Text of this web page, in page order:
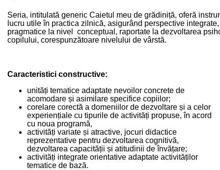
Seria, intitulată generic Caietul meu de grădiniță, oferă
lucru utile în practica zilnică, asigurând perspective
pragmatice la nivel conceptual, raportate la dezvoltarea
copilului, corespunzătoare nivelului de vârstă.
Caracteristici constructive:
unități tematice adaptate nevoilor concrete de
acomodare și asimilare specifice copiilor;
corelare corectă a domeniilor de dezvoltare și a celor
experiențiale cu tipurile de activități propuse, în acord
cu noua programă,
activități variate și atractive, jocuri didactice
reprezentative pentru dezvoltarea cognitivă,
dezvoltarea capacității și atitudinii de învățare;
activități integrate orientative adaptate activităților
tematice de bază.